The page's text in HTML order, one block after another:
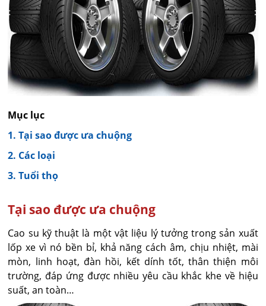
Mục lục
1. Tại sao được ưa chuộng
2. Các loại
3. Tuổi thọ
Tại sao được ưa chuộng
Cao su kỹ thuật là một vật liệu lý tưởng trong sản xuất
lốp xe vì nó bền bỉ, khả năng cách âm, chịu nhiệt, mài
mòn, linh hoạt, đàn hồi, kết dính tốt, thân thiện môi
trường, đáp ứng được nhiều yêu cầu khắc khe về hiệu
suất, an toàn…